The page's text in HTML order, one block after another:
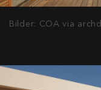
Bilder: COA via